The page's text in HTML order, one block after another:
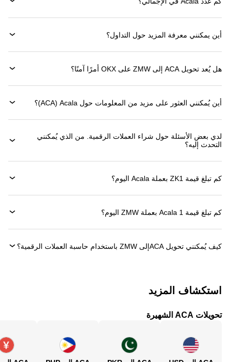
أين يمكنني معرفة المزيد حول التداول؟
هل يُعد تحويل ACA إلى ZMW على OKX أمرًا آمنًا؟
أين يُمكنني العثور على مزيد من المعلومات حول ‏Acala (‏ACA)؟
لدي بعض الأسئلة حول شراء العملات الرقمية. من الذي يُمكنني
التحدث إليه؟
كم تبلغ قيمة 1‏ZK بعملة ‏Acala اليوم؟
كم تبلغ قيمة 1 ‏Acala بعملة ‏ZMW اليوم؟
كيف يُمكنني تحويل ‏ACAإلى ‏ZMW باستخدام حاسبة العملات الرقمية؟
استكشاف المزيد
تحويلات ACA الشهيرة